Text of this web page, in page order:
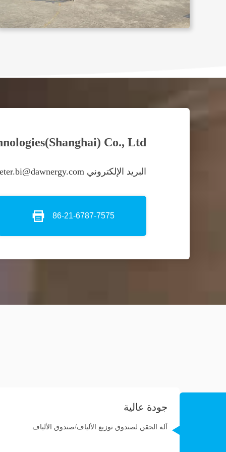
Co., Ltd.
البريد الإلكتروني Peter.bi@dawnergy.com
86-21-6787-7575
جودة عالية
آلة الحقن لصندوق توزيع الألياف/صندوق الألياف